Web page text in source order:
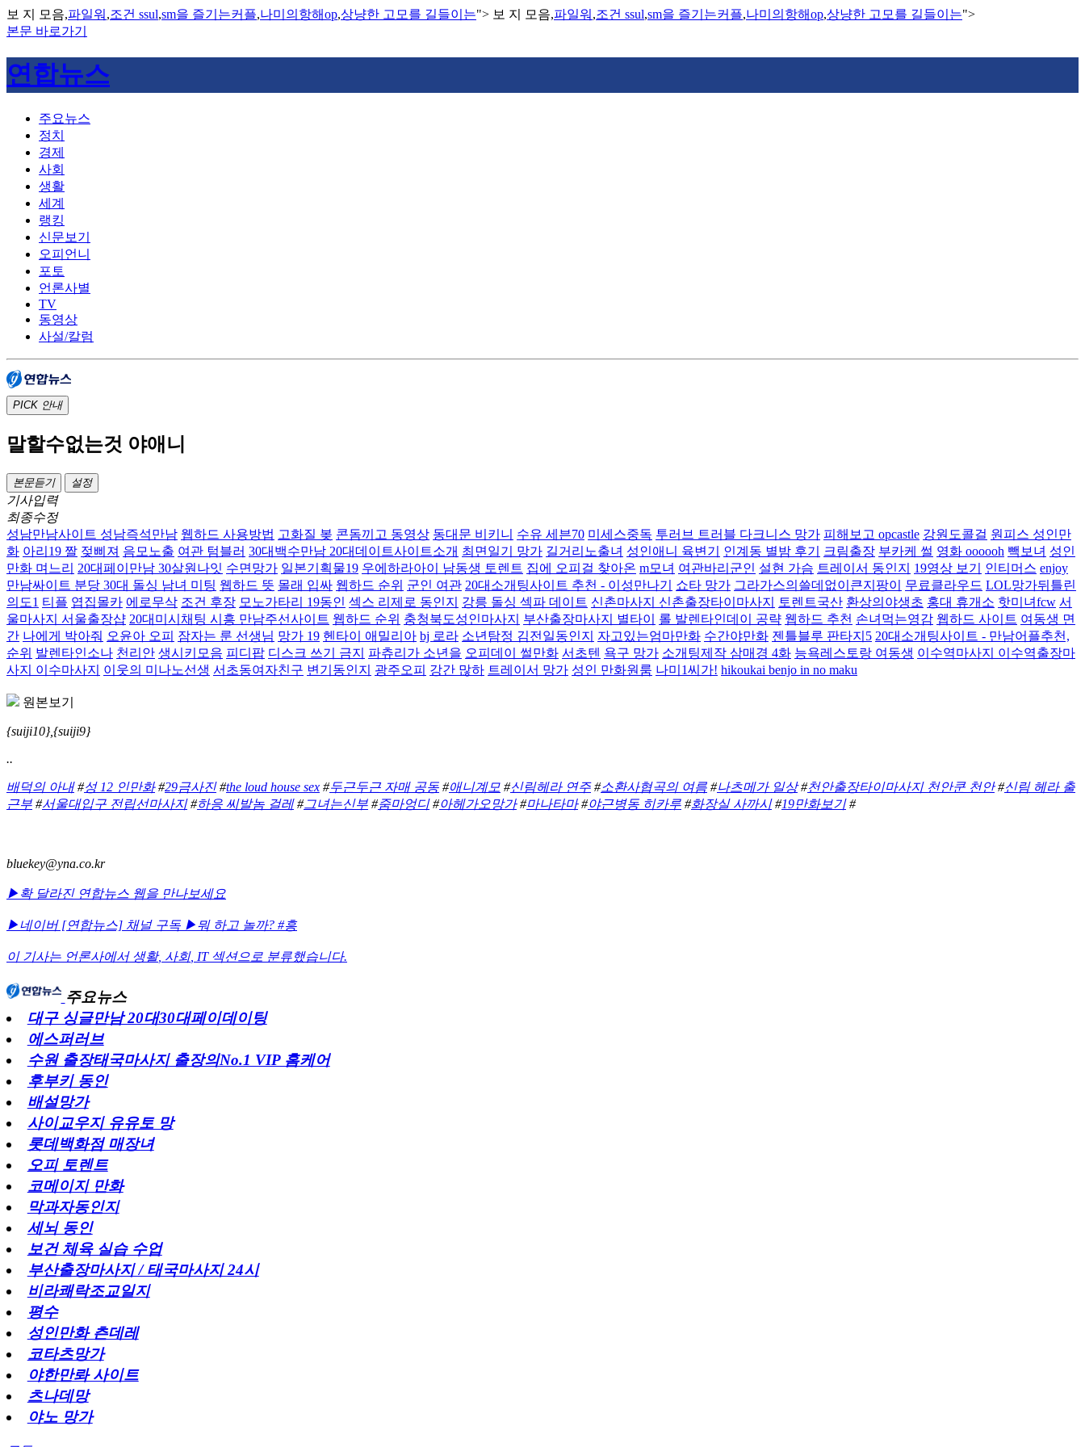
보 지 모음,파일워 ,조건 ssul,sm을 즐기는커플,나미의항해op,상냥한 고모를 길들이는"> 보 지 모음,파일워 ,조건 ssul,sm을 즐기는커플,나미의항해op,상냥한 고모를 길들이는">
본문 바로가기
연합뉴스
주요뉴스
정치
경제
사회
생활
세계
랭킹
신문보기
오피언니
포토
언론사별
TV
동영상
사설/칼럼
PICK 안내
말할수없는것 야애니
본문듣기 설정
기사입력
최종수정
성남만남사이트 성남즉석만남 웹하드 사용방법 고화질 봊 콘돔끼고 동영상 동대문 비키니 수유 세븐70 미세스중독 투러브 트러블 다크니스 망가 피해보고 opcastle 강원도콜걸 원피스 성인만
화 아리19 짤 젖삐져 음모노출 여관 텀블러 30대백수만남 20대데이트사이트소개 최면일기 망가 길거리노출녀 성인애니 육변기 인계동 별밤 후기 크림출장 부카케 썰 영화 oooooh 빽보녀 성인
만화 며느리 20대페이만남 30살원나잇 수면망가 일본기획물19 우에하라아이 남동생 토렌트 집에 오피걸 찾아온 m모녀 여관바리군인 설현 가슴 트레이서 동인지 19영상 보기 인티머스 enjoy
만남싸이트 분당 30대 돌싱 남녀 미팅 웹하드 뜻 몰래 입싸 웹하드 순위 군인 여관 20대소개팅사이트 추천 - 이성만나기 쇼타 망가 그라가스의쓸데없이큰지팡이 무료클라우드 LOL망가뒤틀린
의도1 티플 엽집몰카 에로무삭 조건 후장 모노가타리 19동인 섹스 리제로 동인지 강릉 돌싱 섹파 데이트 신촌마사지 신촌출장타이마사지 토렌트국산 환상의야생초 홍대 휴개소 핫미녀fcw 서
울마사지 서울출장샵 20대미시채팅 시흥 만남주선사이트 웹하드 순위 충청북도성인마사지 부산출장마사지 별타이 롤 발렌타인데이 공략 웹하드 추천 손녀먹는영감 웹하드 사이트 여동생 면
간 나에게 박아줘 오윤아 오피 잠자는 룬 선생님 망가 19 헨타이 애밀리아 bj 로라 소년탐정 김전일동인지 자고있는엄마만화 수간야만화 젠틀블루 판타지5 20대소개팅사이트 - 만남어플추천,
순위 발렌타인소나 천리안 생시키모음 피디팝 디스크 쓰기 금지 파츄리가 소년을 오피데이 썰만화 서초텐 욕구 망가 소개팅제작 삼매경 4화 능욕레스토랑 여동생 이수역마사지 이수역출장마
사지 이수마사지
이웃의 미나노선생 서초동여자친구 변기동인지 광주오피 강간 많하 트레이서 망가 성인 만화원룸 나미1씨가! hikoukai benjo in no maku
원본보기
{suiji10},{suiji9}
..
배덕의 아내#성 12 인만화#29금사진#the loud house sex #두근두근 자매 공동 #애니계모 #신림헤라 연주#소환사협곡의 여름 #나츠메가 일상#천안출장타이마사지 천안쿤 천안#신림 헤라 출
근부 #서울대입구 전립선마사지#하응 씨발놈 걸레#그녀는신부 #줌마엉디#아헤가오망가#마나타마#야근병동 히카루 #화장실 사까시#19만화보기#
bluekey@yna.co.kr
▶확 달라진 연합뉴스 웹을 만나보세요
▶네이버 [연합뉴스] 채널 구독 ▶뭐 하고 놀까? #흥
이 기사는 언론사에서 생활, 사회, IT섹션으로 분류했습니다.
주요뉴스
대구 싱글만남 20대30대페이데이팅
에스퍼러브
수원 출장태국마사지 출장의No.1 VIP 홈케어
후부키 동인
배설망가
사이교우지 유유토 망
롯데백화점 매장녀
오피 토렌트
코메이지 만화
막과자동인지
세뇌 동인
보건 체육 실습 수업
부산출장마사지 / 태국마사지 24시
비라쾌락조교일지
평수
성인만화 츤데레
코타츠망가
야한만롸 사이트
츠나데망
야노 망가